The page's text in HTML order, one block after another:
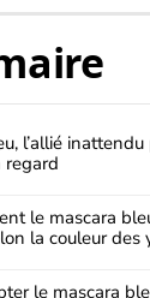
l’allié inattendu
regard
le mascara
la couleur des
le mascara